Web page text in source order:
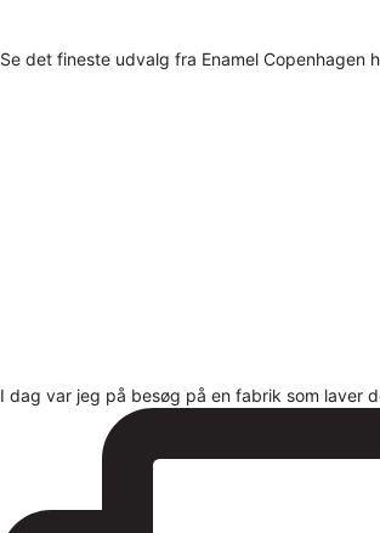
Se det fineste udvalg fra Enamel Copenhagen
I dag var jeg på besøg på en fabrik som laver